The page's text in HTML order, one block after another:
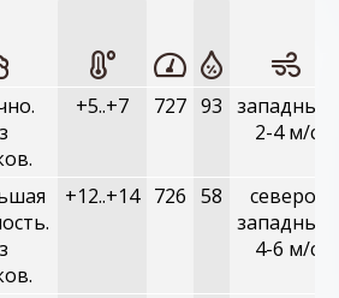
+5..+7 727 93 западный,
2-4 м/с
+12..+14 726 58
северо-
западный,
4-6 м/с